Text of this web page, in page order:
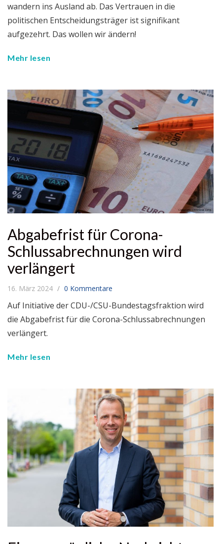
wandern ins Ausland ab. Das Vertrauen in die
politischen Entscheidungsträger ist signifikant
aufgezehrt. Das wollen wir ändern!
Mehr lesen
Abgabefrist für Corona-
Schlussabrechnungen wird
verlängert
16. März 2024 0 Kommentare
Auf Initiative der CDU-/CSU-Bundestagsfraktion wird
die Abgabefrist für die Corona-Schlussabrechnungen
verlängert.
Mehr lesen